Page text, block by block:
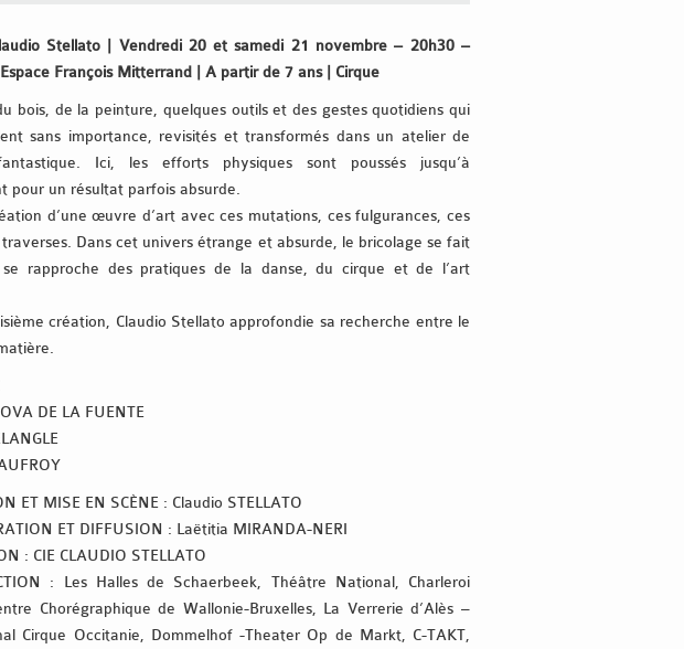
Stellato | Vendredi 20 et samedi 21 novembre – 20h30 –
François Mitterrand | A partir de 7 ans | Cirque
bois, de la peinture, quelques outils et des gestes quotidiens qui
sans importance, revisités et transformés dans un atelier de
Ici, les efforts physiques sont poussés jusqu’à
pour un résultat parfois absurde.
d’une œuvre d’art avec ces mutations, ces fulgurances, ces
Dans cet univers étrange et absurde, le bricolage se fait
rapproche des pratiques de la danse, du cirque et de l’art
création, Claudio Stellato approfondie sa recherche entre le
DE LA FUENTE
ET MISE EN SCÈNE : Claudio STELLATO
ET DIFFUSION : Laëtitia MIRANDA-NERI
: CIE CLAUDIO STELLATO
: Les Halles de Schaerbeek, Théâtre National, Charleroi
Chorégraphique de Wallonie-Bruxelles, La Verrerie d’Alès –
Cirque Occitanie, Dommelhof -Theater Op de Markt, C-TAKT,